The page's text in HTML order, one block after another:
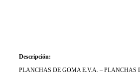
Descripción:
PLANCHAS DE GOMA E.V.A. – PLANCHAS